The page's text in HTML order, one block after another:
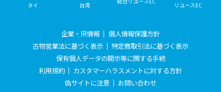
タイ
台湾
リユースEC
企業・IR情報
個人情報保護方針
古物営業法に基づく表示
特定商取引法に基づく表示
保有個人データの開示等に関する手続
利用規約
カスタマーハラスメントに対する方針
偽サイトに注意
お問い合わせ